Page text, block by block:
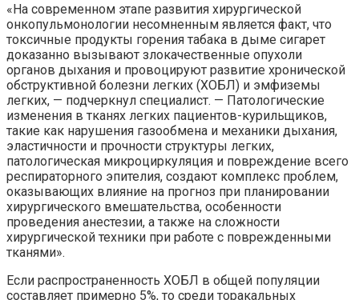
«На современном этапе развития хирургической
онкопульмонологии несомненным является факт, что
токсичные продукты горения табака в дыме сигарет
доказанно вызывают злокачественные опухоли
органов дыхания и провоцируют развитие хронической
обструктивной болезни легких (ХОБЛ) и эмфиземы
легких, — подчеркнул специалист. — Патологические
изменения в тканях легких пациентов-курильщиков,
такие как нарушения газообмена и механики дыхания,
эластичности и прочности структуры легких,
патологическая микроциркуляция и повреждение всего
респираторного эпителия, создают комплекс проблем,
оказывающих влияние на прогноз при планировании
хирургического вмешательства, особенности
проведения анестезии, а также на сложности
хирургической техники при работе с поврежденными
тканями».
Если распространенность ХОБЛ в общей популяции
составляет примерно 5%, то среди торакальных